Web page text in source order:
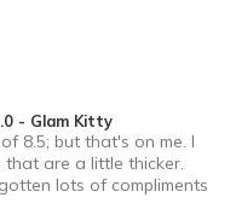
- Glam Kitty
8.5; but that's on me. I
are a little thicker.
lots of compliments